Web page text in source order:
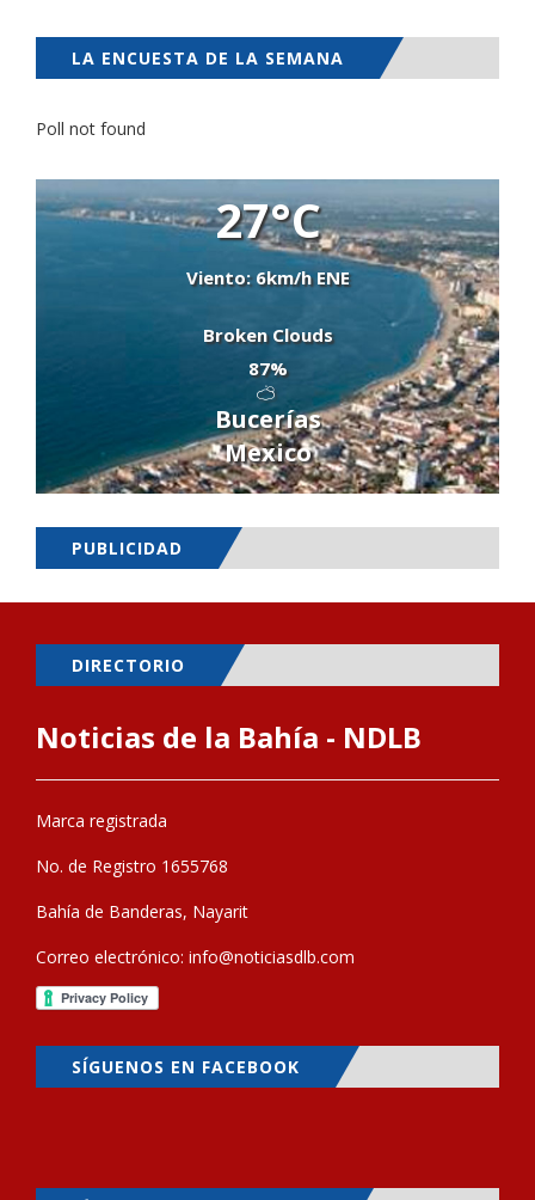
LA ENCUESTA DE LA SEMANA
Poll not found
27°C
Viento: 6km/h ENE
Broken Clouds
87%
Bucerías
Mexico
PUBLICIDAD
DIRECTORIO
Noticias de la Bahía - NDLB
Marca registrada
No. de Registro 1655768
Bahía de Banderas, Nayarit
Correo electrónico: info@noticiasdlb.com
SÍGUENOS EN FACEBOOK